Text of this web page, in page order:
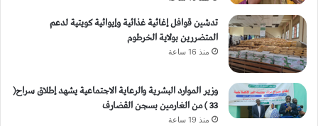
تدشين قوافل إغاثية غذائية وإيوائية كويتية لدعم
المتضررين بولاية الخرطوم
منذ 16 ساعة
وزير الموارد البشرية والرعاية الاجتماعية يشهد إطلاق سراح(
33 ) من الغارمين بسجن القضارف
منذ 19 ساعة